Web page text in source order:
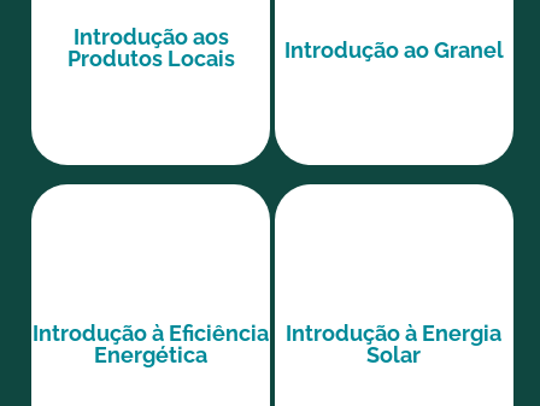
Introdução aos
Produtos Locais
Introdução ao Granel
Introdução à Eficiência
Energética
Introdução à Energia
Solar